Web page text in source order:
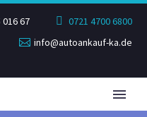
016 67
0721 4700 6800
info@autoankauf-ka.de